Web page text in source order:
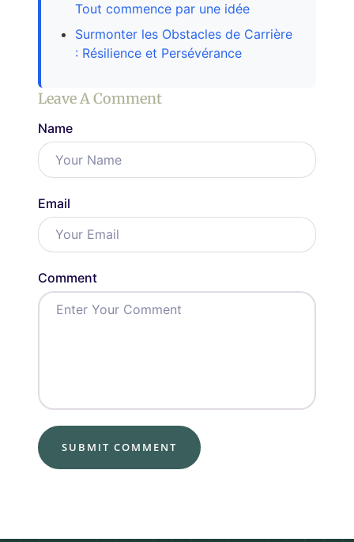
Tout commence par une idée
Surmonter les Obstacles de Carrière
: Résilience et Persévérance
Leave A Comment
Name
Email
Comment